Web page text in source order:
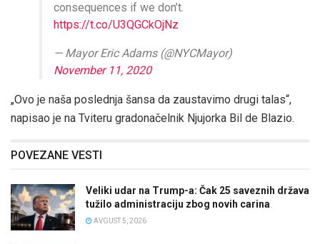
consequences if we don’t.
https://t.co/U3QGCkOjNz
— Mayor Eric Adams (@NYCMayor)
November 11, 2020
„Ovo je naša poslednja šansa da zaustavimo drugi talas“,
napisao je na Tviteru gradonačelnik Njujorka Bil de Blazio.
POVEZANE VESTI
Veliki udar na Trump-a: Čak 25 saveznih država
tužilo administraciju zbog novih carina
AVGUST 5, 2026